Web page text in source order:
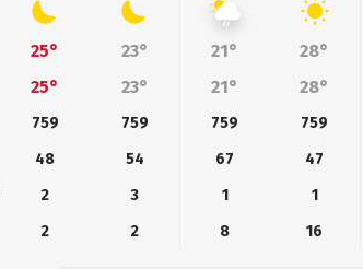
25° 23° 21° 28°
25°
23° 21° 28°
759 759 759 759
48
54 67 47
2
3 1 1
2
2 8 16